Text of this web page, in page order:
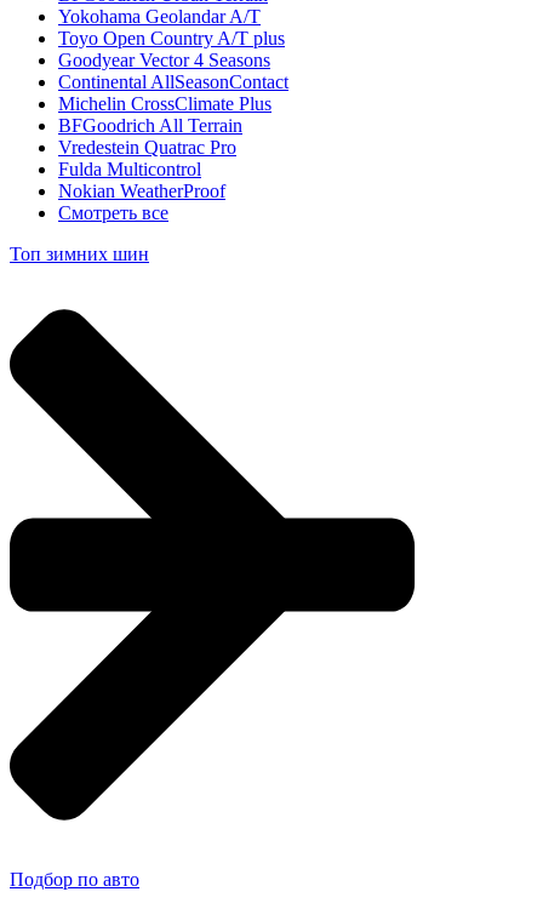
Yokohama Geolandar A/T
Toyo Open Country A/T plus
Goodyear Vector 4 Seasons
Continental AllSeasonContact
Michelin CrossClimate Plus
BFGoodrich All Terrain
Vredestein Quatrac Pro
Fulda Multicontrol
Nokian WeatherProof
Смотреть все
Топ зимних шин
Подбор по авто